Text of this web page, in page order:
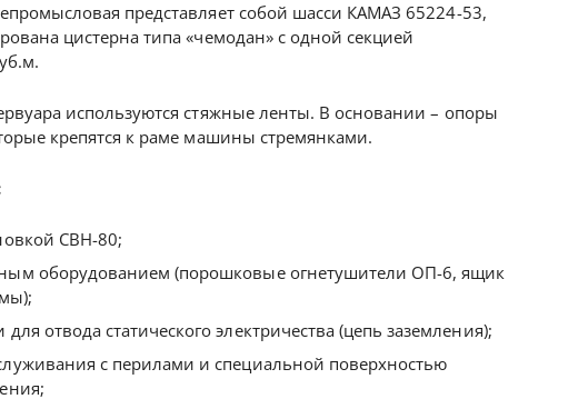
представляет собой шасси КАМАЗ 65224-53,
цистерна типа «чемодан» с одной секцией
используются стяжные ленты. В основании – опоры
крепятся к раме машины стремянками.
СВН-80;
оборудованием (порошковые огнетушители ОП-6, ящик
отвода статического электричества (цепь заземления);
с перилами и специальной поверхностью